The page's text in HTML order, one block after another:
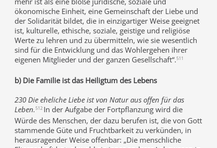
ökonomische Einheit, eine Gemeinschaft der Liebe und
der Solidarität bildet, die in einzigartiger Weise geeignet
ist, kulturelle, ethische, soziale, geistige und religiöse
Werte zu lehren und zu übermitteln, wie sie wesentlich
sind für die Entwicklung und das Wohlergehen ihrer
eigenen Mitglieder und der ganzen Gesellschaft“.511
b) Die Familie ist das Heiligtum des Lebens
230 Die eheliche Liebe ist von Natur aus offen für das
Leben.512 In der Aufgabe der Fortpflanzung wird die
Würde des Menschen, der dazu berufen ist, die von Gott
stammende Güte und Fruchtbarkeit zu verkünden, in
herausragender Weise offenbar: „Die menschliche